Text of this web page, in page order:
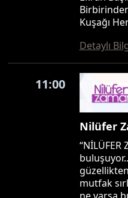
Kuşağı
Detaylı
11:00
Nilüfer
“NİLÜFER
mutfak